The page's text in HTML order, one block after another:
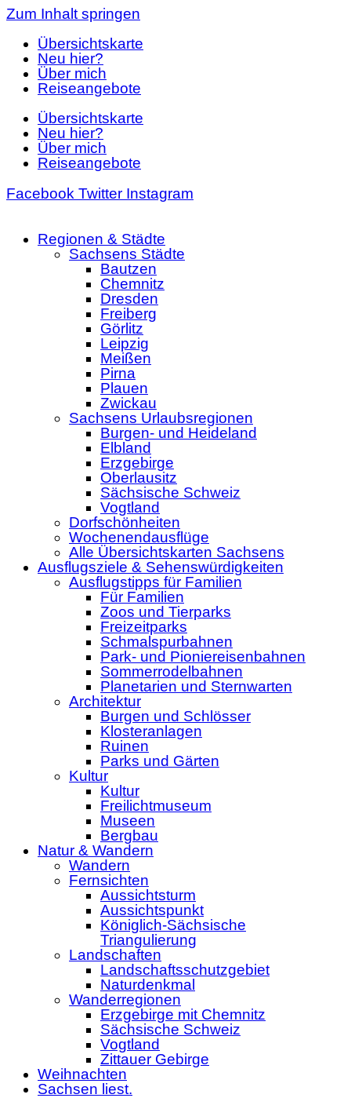
Zum Inhalt springen
Übersichtskarte
Neu hier?
Über mich
Reiseangebote
Übersichtskarte
Neu hier?
Über mich
Reiseangebote
Facebook Twitter Instagram
Regionen & Städte
Sachsens Städte
Bautzen
Chemnitz
Dresden
Freiberg
Görlitz
Leipzig
Meißen
Pirna
Plauen
Zwickau
Sachsens Urlaubsregionen
Burgen- und Heideland
Elbland
Erzgebirge
Oberlausitz
Sächsische Schweiz
Vogtland
Dorfschönheiten
Wochenendausflüge
Alle Übersichtskarten Sachsens
Ausflugsziele & Sehenswürdigkeiten
Ausflugstipps für Familien
Für Familien
Zoos und Tierparks
Freizeitparks
Schmalspurbahnen
Park- und Pioniereisenbahnen
Sommerrodelbahnen
Planetarien und Sternwarten
Architektur
Burgen und Schlösser
Klosteranlagen
Ruinen
Parks und Gärten
Kultur
Kultur
Freilichtmuseum
Museen
Bergbau
Natur & Wandern
Wandern
Fernsichten
Aussichtsturm
Aussichtspunkt
Königlich-Sächsische
Triangulierung
Landschaften
Landschaftsschutzgebiet
Naturdenkmal
Wanderregionen
Erzgebirge mit Chemnitz
Sächsische Schweiz
Vogtland
Zittauer Gebirge
Weihnachten
Sachsen liest.